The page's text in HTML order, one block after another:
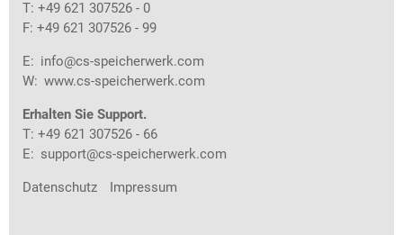
T: +49 621 307526 - 0
F: +49 621 307526 - 99
E: info@cs-speicherwerk.com
W: www.cs-speicherwerk.com
Erhalten Sie Support.
T: +49 621 307526 - 66
E: support@cs-speicherwerk.com
Datenschutz Impressum